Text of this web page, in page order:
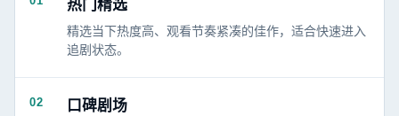
热门精选
精选当下热度高、观看节奏紧凑的佳作，适合快速进入
追剧状态。
02 口碑剧场